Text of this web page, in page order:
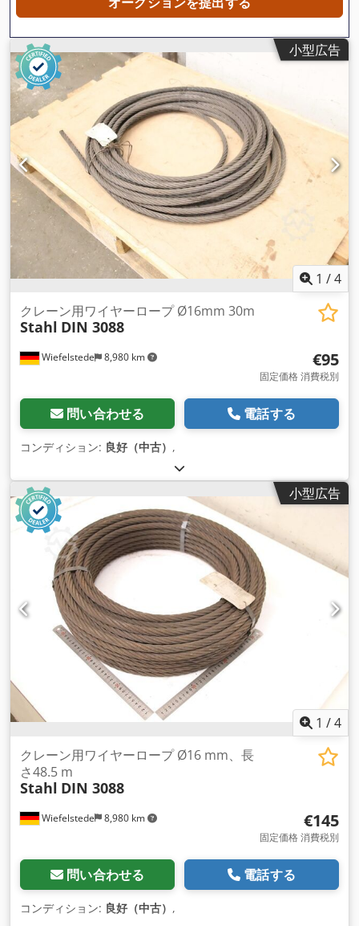
小型広告
1 /4
Wiefelstede 8,980 km
クレーン用ワイヤーロープ Ø16mm 30m
Stahl DIN 3088
€95
固定価格 消費税別
問い合わせる 電話する
コンディション: 良好（中古） ,
小型広告
1 /4
Wiefelstede 8,980 km
クレーン用ワイヤーロープ Ø16 mm、長
さ48.5 m
Stahl DIN 3088
€145
固定価格 消費税別
問い合わせる 電話する
コンディション: 良好（中古） ,